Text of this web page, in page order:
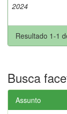
2024
Resultado 1-1
Busca
Assunto